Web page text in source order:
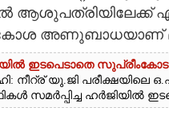
ആശുപത്രിയിലേക്ക്
ഇടപെടാതെ
യു.ജി പരീക്ഷയിലെ
സമർപ്പിച്ച ഹർജിയിൽ